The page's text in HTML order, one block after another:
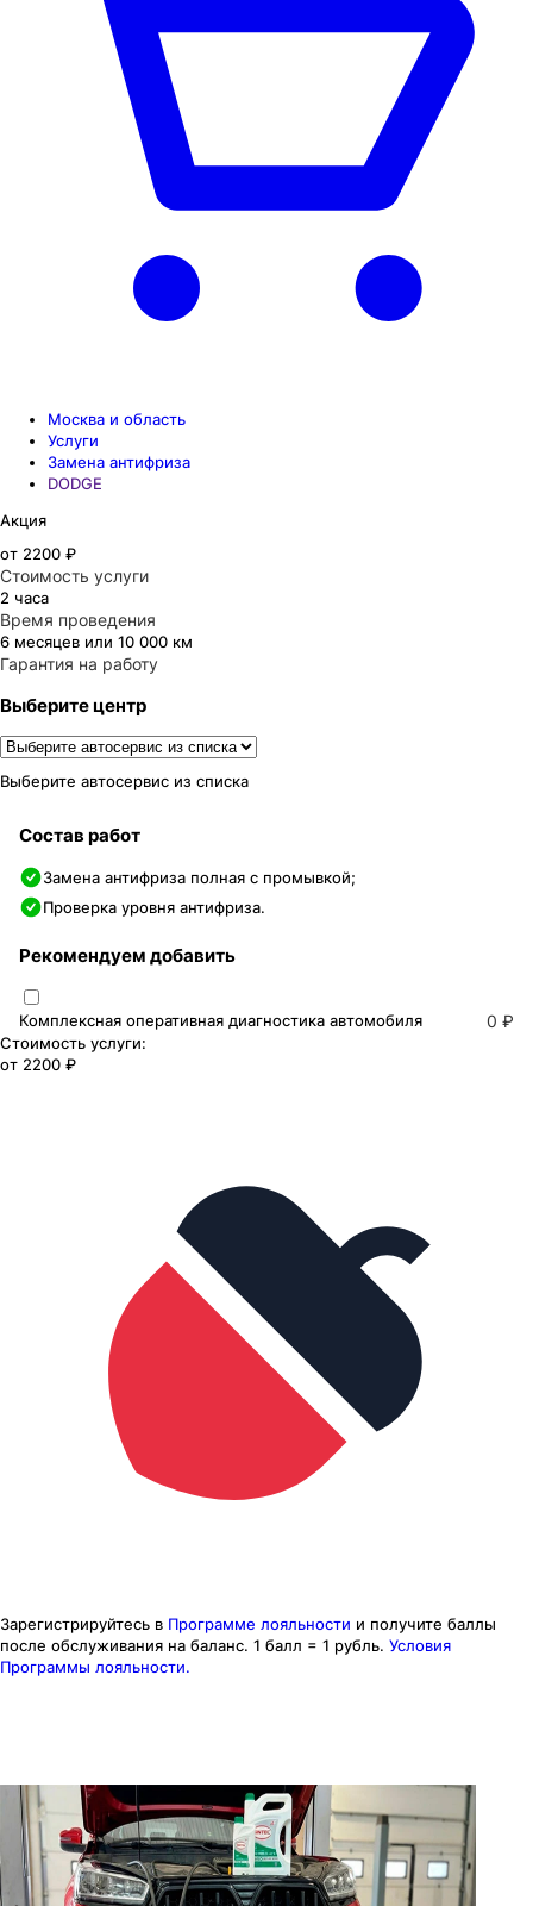
Москва и область
Услуги
Замена антифриза
DODGE
Акция
от 2200 ₽
Стоимость услуги
2 часа
Время проведения
6 месяцев или 10 000 км
Гарантия на работу
Выберите центр
Выберите автосервис из списка
Состав работ
Замена антифриза полная с промывкой;
Проверка уровня антифриза.
Рекомендуем добавить
Комплексная оперативная диагностика автомобиля 0 ₽
Стоимость услуги:
от 2200 ₽
Зарегистрируйтесь в Программе лояльности и получите баллы
после обслуживания на баланс. 1 балл = 1 рубль. Условия
Программы лояльности.